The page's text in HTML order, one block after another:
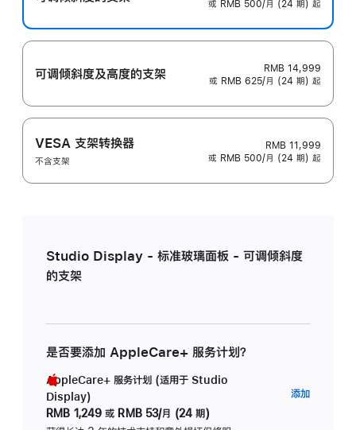
或 RMB 500/月 (24 期) 起
可调倾斜度及高‍度的支‍架
RMB 14,999
或 RMB 625/月 (24 期) 起
VESA 支架转换器
不含支架
RMB 11,999
或 RMB 500/月 (24 期) 起
Studio Display - 标准玻璃面板 - 可调倾斜度
的支架
是否要添加 AppleCare+ 服务计划？
AppleCare+ 服务计划 (适用于 Studio
Display)
RMB 1,249 或 RMB 53/月 (24 期)
添加